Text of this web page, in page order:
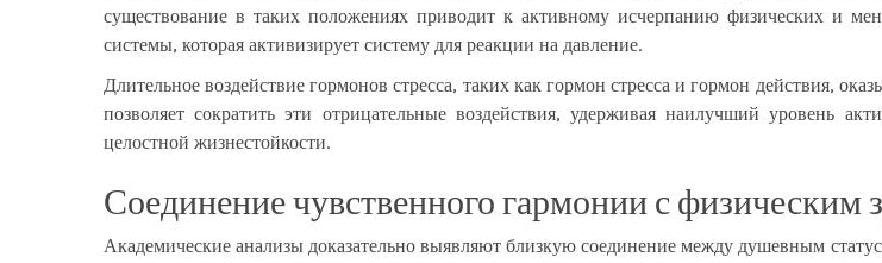
существование в таких положениях приводит к активному исчерпанию физических и
системы, которая активизирует систему для реакции на давление.
Длительное воздействие гормонов стресса, таких как гормон стресса и гормон действия,
позволяет сократить эти отрицательные воздействия, удерживая наилучший уровень
целостной жизнестойкости.
Соединение чувственного гармонии с физическим
Академические анализы доказательно выявляют близкую соединение между душевным